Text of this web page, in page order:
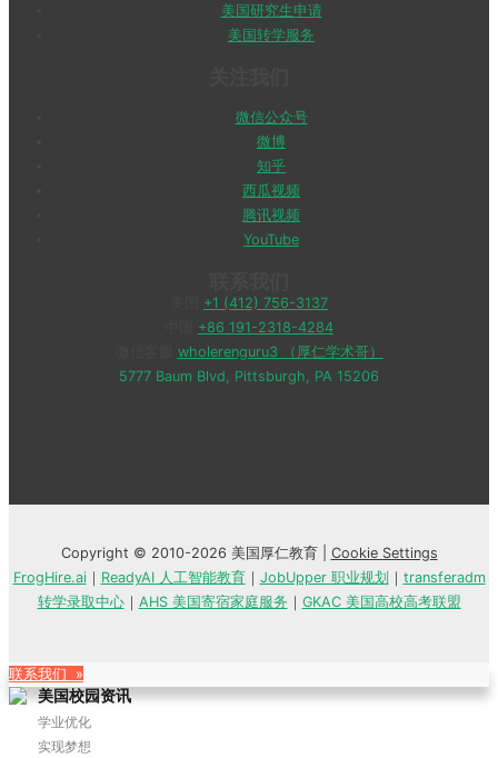
美国研究生申请
美国转学服务
微信公众号
微博
知乎
西瓜视频
腾讯视频
YouTube
+1 (412) 756-3137
+86 191-2318-4284
wholerenguru3 （厚仁学术哥）
5777 Baum Blvd, Pittsburgh, PA 15206
Copyright © 2010-2026 美国厚仁教育 | Cookie Settings
FrogHire.ai｜ ReadyAI 人工智能教育｜ JobUpper 职业规划 ｜ transferadm
转学录取中心｜ AHS 美国寄宿家庭服务 ｜ GKAC 美国高校高考联盟
联系我们 »
美国校园资讯
学业优化
实现梦想